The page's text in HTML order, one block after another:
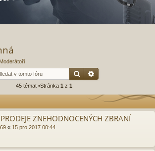
Moderátoři
Hledat
45 témat •Stránka 1 z 1
ZNEHODNOCENÝCH ZBRANÍ
« 15 pro 2017 00:44